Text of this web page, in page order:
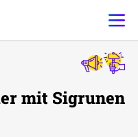
mit Sigrunen